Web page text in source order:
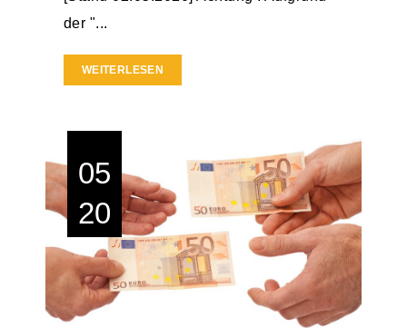
der "...
WEITERLESEN
05
20